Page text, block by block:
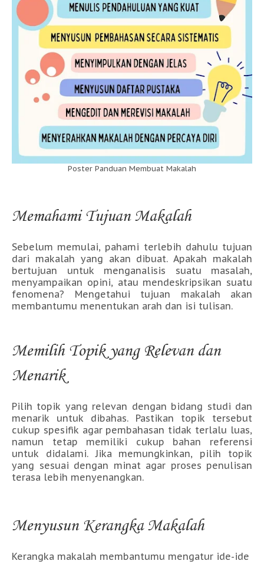
Poster Panduan Membuat Makalah
Memahami Tujuan Makalah
Sebelum memulai, pahami terlebih dahulu tujuan
dari makalah yang akan dibuat. Apakah makalah
bertujuan untuk menganalisis suatu masalah,
menyampaikan opini, atau mendeskripsikan suatu
fenomena? Mengetahui tujuan makalah akan
membantumu menentukan arah dan isi tulisan.
Memilih Topik yang Relevan dan
Menarik
Pilih topik yang relevan dengan bidang studi dan
menarik untuk dibahas. Pastikan topik tersebut
cukup spesifik agar pembahasan tidak terlalu luas,
namun tetap memiliki cukup bahan referensi
untuk didalami. Jika memungkinkan, pilih topik
yang sesuai dengan minat agar proses penulisan
terasa lebih menyenangkan.
Menyusun Kerangka Makalah
Kerangka makalah membantumu mengatur ide-ide